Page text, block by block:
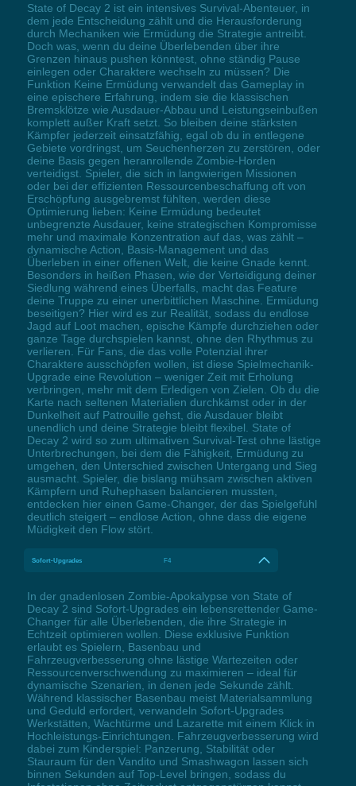
State of Decay 2 ist ein intensives Survival-Abenteuer, in
dem jede Entscheidung zählt und die Herausforderung
durch Mechaniken wie Ermüdung die Strategie antreibt.
Doch was, wenn du deine Überlebenden über ihre
Grenzen hinaus pushen könntest, ohne ständig Pause
einlegen oder Charaktere wechseln zu müssen? Die
Funktion Keine Ermüdung verwandelt das Gameplay in
eine epischere Erfahrung, indem sie die klassischen
Bremsklötze wie Ausdauer-Abbau und Leistungseinbußen
komplett außer Kraft setzt. So bleiben deine stärksten
Kämpfer jederzeit einsatzfähig, egal ob du in entlegene
Gebiete vordringst, um Seuchenherzen zu zerstören, oder
deine Basis gegen heranrollende Zombie-Horden
verteidigst. Spieler, die sich in langwierigen Missionen
oder bei der effizienten Ressourcenbeschaffung oft von
Erschöpfung ausgebremst fühlten, werden diese
Optimierung lieben: Keine Ermüdung bedeutet
unbegrenzte Ausdauer, keine strategischen Kompromisse
mehr und maximale Konzentration auf das, was zählt –
dynamische Action, Basis-Management und das
Überleben in einer offenen Welt, die keine Gnade kennt.
Besonders in heißen Phasen, wie der Verteidigung deiner
Siedlung während eines Überfalls, macht das Feature
deine Truppe zu einer unerbittlichen Maschine. Ermüdung
beseitigen? Hier wird es zur Realität, sodass du endlose
Jagd auf Loot machen, epische Kämpfe durchziehen oder
ganze Tage durchspielen kannst, ohne den Rhythmus zu
verlieren. Für Fans, die das volle Potenzial ihrer
Charaktere ausschöpfen wollen, ist diese Spielmechanik-
Upgrade eine Revolution – weniger Zeit mit Erholung
verbringen, mehr mit dem Erledigen von Zielen. Ob du die
Karte nach seltenen Materialien durchkämst oder in der
Dunkelheit auf Patrouille gehst, die Ausdauer bleibt
unendlich und deine Strategie bleibt flexibel. State of
Decay 2 wird so zum ultimativen Survival-Test ohne lästige
Unterbrechungen, bei dem die Fähigkeit, Ermüdung zu
umgehen, den Unterschied zwischen Untergang und Sieg
ausmacht. Spieler, die bislang mühsam zwischen aktiven
Kämpfern und Ruhephasen balancieren mussten,
entdecken hier einen Game-Changer, der das Spielgefühl
deutlich steigert – endlose Action, ohne dass die eigene
Müdigkeit den Flow stört.
Sofort-Upgrades F4
In der gnadenlosen Zombie-Apokalypse von State of
Decay 2 sind Sofort-Upgrades ein lebensrettender Game-
Changer für alle Überlebenden, die ihre Strategie in
Echtzeit optimieren wollen. Diese exklusive Funktion
erlaubt es Spielern, Basenbau und
Fahrzeugverbesserung ohne lästige Wartezeiten oder
Ressourcenverschwendung zu maximieren – ideal für
dynamische Szenarien, in denen jede Sekunde zählt.
Während klassischer Basenbau meist Materialsammlung
und Geduld erfordert, verwandeln Sofort-Upgrades
Werkstätten, Wachtürme und Lazarette mit einem Klick in
Hochleistungs-Einrichtungen. Fahrzeugverbesserung wird
dabei zum Kinderspiel: Panzerung, Stabilität oder
Stauraum für den Vandito und Smashwagon lassen sich
binnen Sekunden auf Top-Level bringen, sodass du